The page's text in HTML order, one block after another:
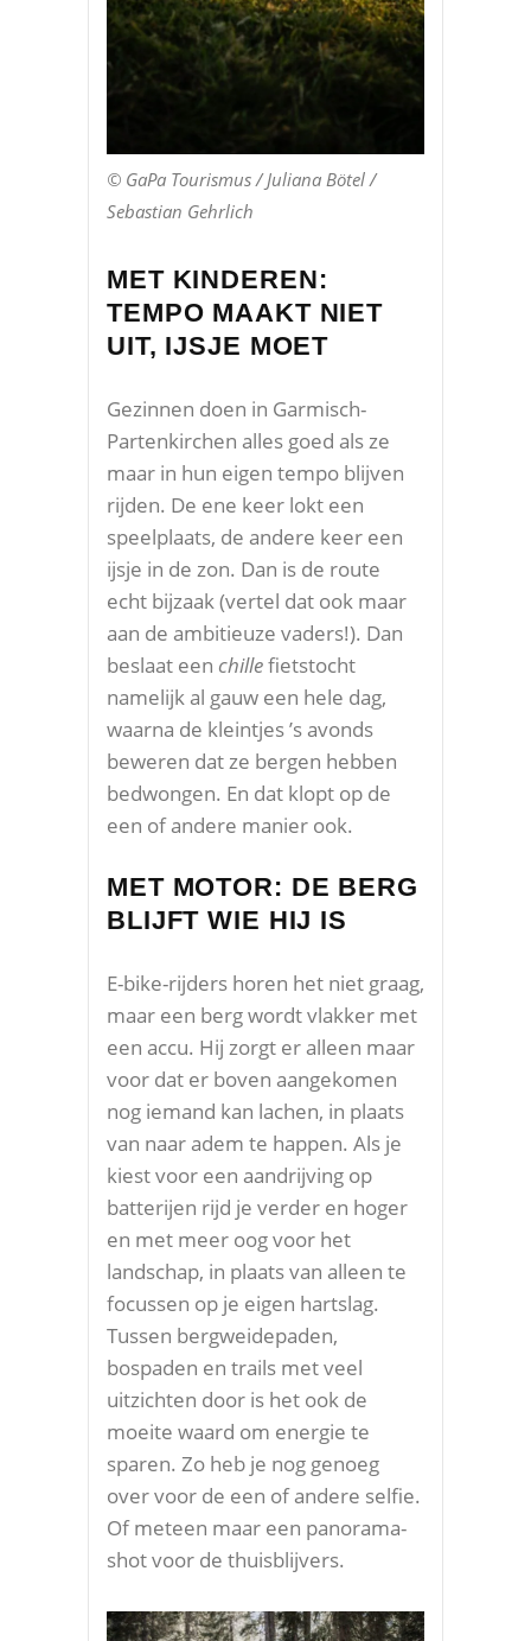
© GaPa Tourismus / Juliana Bötel /
Sebastian Gehrlich
MET KINDEREN:
TEMPO MAAKT NIET
UIT, IJSJE MOET
Gezinnen doen in Garmisch-
Partenkirchen alles goed als ze
maar in hun eigen tempo blijven
rijden. De ene keer lokt een
speelplaats, de andere keer een
ijsje in de zon. Dan is de route
echt bijzaak (vertel dat ook maar
aan de ambitieuze vaders!). Dan
beslaat een chillefietstocht
namelijk al gauw een hele dag,
waarna de kleintjes ’s avonds
beweren dat ze bergen hebben
bedwongen. En dat klopt op de
een of andere manier ook.
MET MOTOR: DE BERG
BLIJFT WIE HIJ IS
E-bike-rijders horen het niet graag,
maar een berg wordt vlakker met
een accu. Hij zorgt er alleen maar
voor dat er boven aangekomen
nog iemand kan lachen, in plaats
van naar adem te happen. Als je
kiest voor een aandrijving op
batterijen rijd je verder en hoger
en met meer oog voor het
landschap, in plaats van alleen te
focussen op je eigen hartslag.
Tussen bergweidepaden,
bospaden en trails met veel
uitzichten door is het ook de
moeite waard om energie te
sparen. Zo heb je nog genoeg
over voor de een of andere selfie.
Of meteen maar een panorama-
shot voor de thuisblijvers.